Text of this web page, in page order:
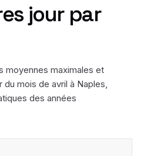
jour par
moyennes maximales et
du mois de avril à Naples,
des années